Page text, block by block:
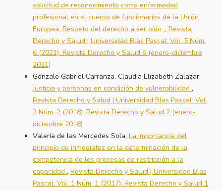
solicitud de reconocimiento como enfermedad
profesional en el cuerpo de funcionarios de la Unión
Europea. Respeto del derecho a ser oído. , Revista
Derecho y Salud | Universidad Blas Pascal: Vol. 5 Núm.
6 (2021): Revista Derecho y Salud 6 (enero-diciembre
2021)
Gonzalo Gabriel Carranza, Claudia Elizabeth Zalazar,
Justicia y personas en condición de vulnerabilidad ,
Revista Derecho y Salud | Universidad Blas Pascal: Vol.
2 Núm. 2 (2018): Revista Derecho y Salud 2 (enero-
diciembre 2018)
Valeria de las Mercedes Sola, La importancia del
principio de inmediatez en la determinación de la
competencia de los procesos de restricción a la
capacidad , Revista Derecho y Salud | Universidad Blas
Pascal: Vol. 1 Núm. 1 (2017): Revista Derecho y Salud 1